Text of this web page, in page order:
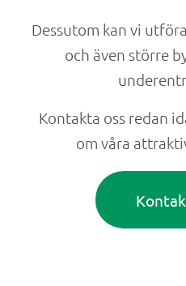
Dessutom kan vi
och även större
Kontakta oss redan
om våra